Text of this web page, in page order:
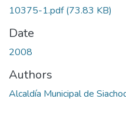
10375-1.pdf(73.83 KB)
Date
2008
Authors
Alcaldía Municipal de